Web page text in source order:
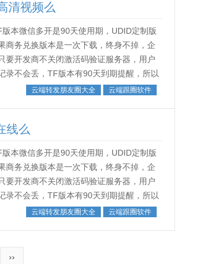
清视频么
本微信多开是90天使用期，UDID定制版
商务兑换版本是一次下载，终身不掉，企
要开发商不关闭激活码验证服务器，用户
录不会丢，TF版本有90天到期提醒，所以
src... 云端转发朋友圈大全 云端跟圈软件
线么
本微信多开是90天使用期，UDID定制版
商务兑换版本是一次下载，终身不掉，企
要开发商不关闭激活码验证服务器，用户
录不会丢，TF版本有90天到期提醒，所以
src... 云端转发朋友圈大全 云端跟圈软件
››